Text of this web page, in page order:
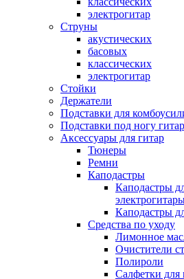
электрогитар
Струны
акустических
басовых
классических
электрогитар
Стойки
Держатели
Подставки для
Подставки под ногу
Аксессуары для гитар
Тюнеры
Ремни
Каподастры
Каподастры
Каподастры
Средства по уходу
Лимонное
Очистители
Полироли
Салфетки для